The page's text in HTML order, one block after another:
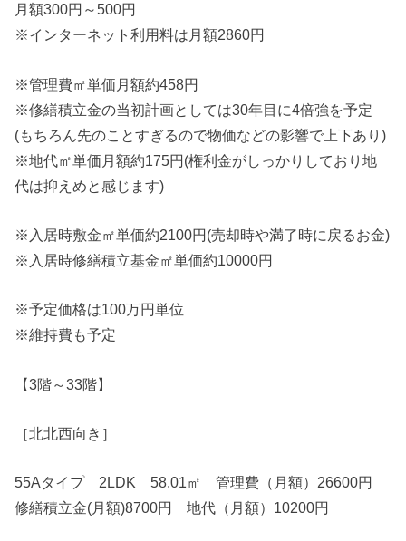
月額300円～500円
※インターネット利用料は月額2860円
※管理費㎡単価月額約458円
※修繕積立金の当初計画としては30年目に4倍強を予定
(もちろん先のことすぎるので物価などの影響で上下あり)
※地代㎡単価月額約175円(権利金がしっかりしており地
代は抑えめと感じます)
※入居時敷金㎡単価約2100円(売却時や満了時に戻るお金)
※入居時修繕積立基金㎡単価約10000円
※予定価格は100万円単位
※維持費も予定
【3階～33階】
［北北西向き］
55Aタイプ 2LDK 58.01㎡ 管理費（月額）26600円
修繕積立金(月額)8700円 地代（月額）10200円